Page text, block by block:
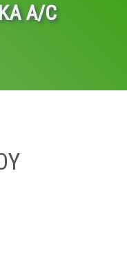
A/C